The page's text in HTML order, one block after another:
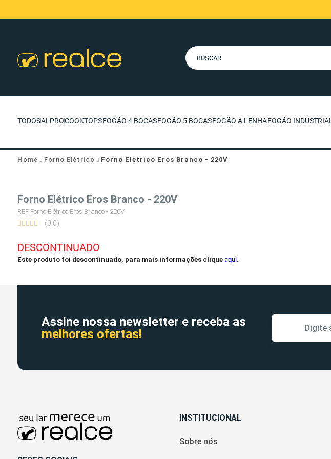
TODOSALPROCOOKTOPSFOGÃO 4 BOCASFOGÃO 5 BOCASFOGÃO A LENHAFOGÃO INDUSTRIAL
Home Forno Elétrico Forno Elétrico Eros Branco - 220V
Forno Elétrico Eros Branco - 220V
REF Forno Elétrico Eros Branco - 220V
(0.0)
DESCONTINUADO
Este produto foi descontinuado, para mais informações clique aqui.
Assine nossa newsletter e receba as
melhores ofertas!
INSTITUCIONAL
Sobre nós